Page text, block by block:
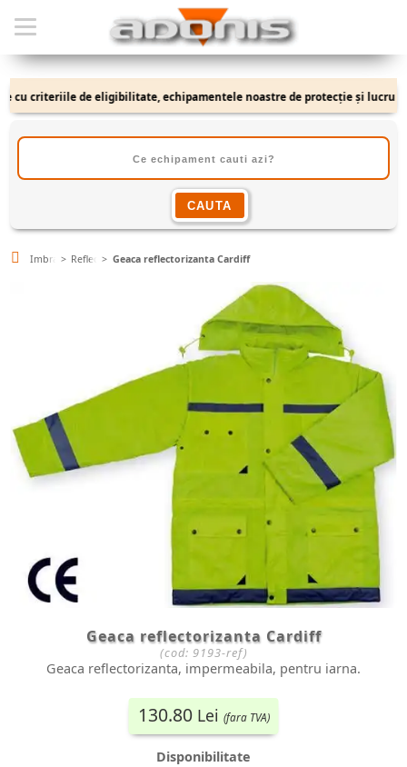
criteriile de eligibilitate, echipamentele noastre de protecție și lucru se
ImbracaminteReflectorizanteGeaca reflectorizanta Cardiff
Geaca reflectorizanta Cardiff
(cod: 9193-ref)
Geaca reflectorizanta, impermeabila, pentru iarna.
130.80 Lei (fara TVA)
Disponibilitate